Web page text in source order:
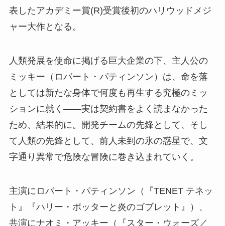
表したアカデミー賞(R)受賞後初のハリウッドメジ
ャー大作となる。
人類発展を使命に掲げる巨大企業の下、主人公の
ミッキー（ロバート・パティンソン）は、命を落
としては新たな身体で何度も再生する究極のミッ
ションに就く――実は契約書をよく読まなかった
ため、結果的に。開発チームの先鋒として、そし
て人類の先鋒として、前人未到の氷の惑星で、文
字通り異常で危険な冒険に巻き込まれていく。
主演にロバート・パティンソン（『TENET テネッ
ト』『ハリー・ポッターと炎のゴブレット』）、
共演にナオミ・アッキー（『スター・ウォーズ／